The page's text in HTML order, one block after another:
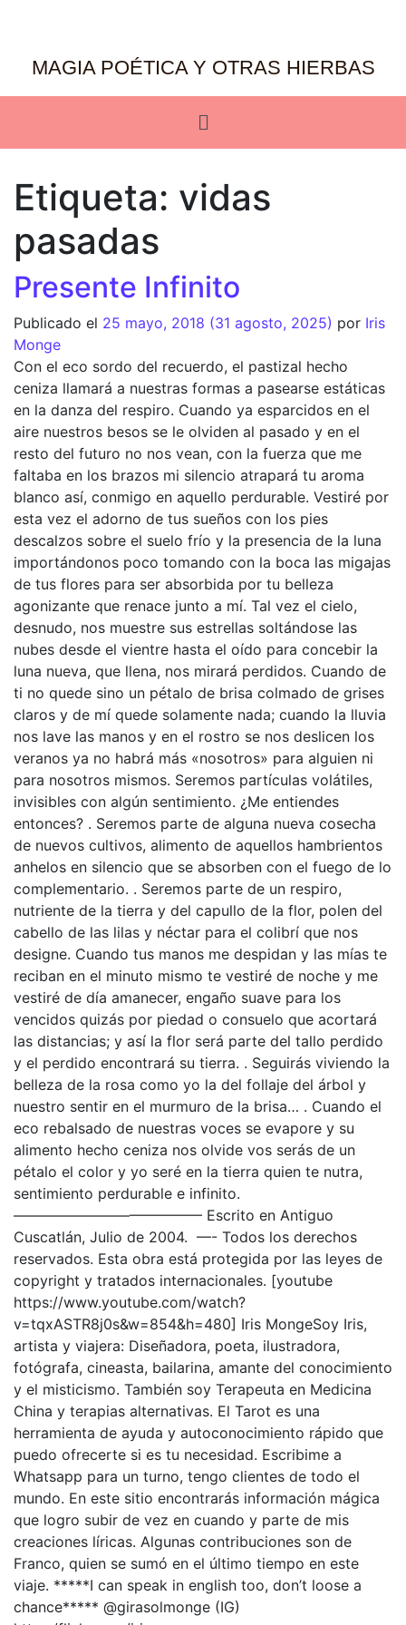
MAGIA POÉTICA Y OTRAS HIERBAS
Etiqueta: vidas
pasadas
Presente Infinito
Publicado el 25 mayo, 2018 (31 agosto, 2025) por Iris
Monge
Con el eco sordo del recuerdo, el pastizal hecho
ceniza llamará a nuestras formas a pasearse estáticas
en la danza del respiro. Cuando ya esparcidos en el
aire nuestros besos se le olviden al pasado y en el
resto del futuro no nos vean, con la fuerza que me
faltaba en los brazos mi silencio atrapará tu aroma
blanco así, conmigo en aquello perdurable. Vestiré por
esta vez el adorno de tus sueños con los pies
descalzos sobre el suelo frío y la presencia de la luna
importándonos poco tomando con la boca las migajas
de tus flores para ser absorbida por tu belleza
agonizante que renace junto a mí. Tal vez el cielo,
desnudo, nos muestre sus estrellas soltándose las
nubes desde el vientre hasta el oído para concebir la
luna nueva, que llena, nos mirará perdidos. Cuando de
ti no quede sino un pétalo de brisa colmado de grises
claros y de mí quede solamente nada; cuando la lluvia
nos lave las manos y en el rostro se nos deslicen los
veranos ya no habrá más «nosotros» para alguien ni
para nosotros mismos. Seremos partículas volátiles,
invisibles con algún sentimiento. ¿Me entiendes
entonces? . Seremos parte de alguna nueva cosecha
de nuevos cultivos, alimento de aquellos hambrientos
anhelos en silencio que se absorben con el fuego de lo
complementario. . Seremos parte de un respiro,
nutriente de la tierra y del capullo de la flor, polen del
cabello de las lilas y néctar para el colibrí que nos
designe. Cuando tus manos me despidan y las mías te
reciban en el minuto mismo te vestiré de noche y me
vestiré de día amanecer, engaño suave para los
vencidos quizás por piedad o consuelo que acortará
las distancias; y así la flor será parte del tallo perdido
y el perdido encontrará su tierra. . Seguirás viviendo la
belleza de la rosa como yo la del follaje del árbol y
nuestro sentir en el murmuro de la brisa… . Cuando el
eco rebalsado de nuestras voces se evapore y su
alimento hecho ceniza nos olvide vos serás de un
pétalo el color y yo seré en la tierra quien te nutra,
sentimiento perdurable e infinito.
————————————— Escrito en Antiguo
Cuscatlán, Julio de 2004. —- Todos los derechos
reservados. Esta obra está protegida por las leyes de
copyright y tratados internacionales. [youtube
https://www.youtube.com/watch?
v=tqxASTR8j0s&w=854&h=480] Iris MongeSoy Iris,
artista y viajera: Diseñadora, poeta, ilustradora,
fotógrafa, cineasta, bailarina, amante del conocimiento
y el misticismo. También soy Terapeuta en Medicina
China y terapias alternativas. El Tarot es una
herramienta de ayuda y autoconocimiento rápido que
puedo ofrecerte si es tu necesidad. Escribime a
Whatsapp para un turno, tengo clientes de todo el
mundo. En este sitio encontrarás información mágica
que logro subir de vez en cuando y parte de mis
creaciones líricas. Algunas contribuciones son de
Franco, quien se sumó en el último tiempo en este
viaje. *****I can speak in english too, don’t loose a
chance***** @girasolmonge (IG)